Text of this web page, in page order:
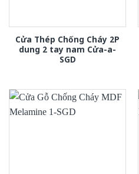
Cửa Thép Chống Cháy 2P
dung 2 tay nam Cửa-a-
SGD